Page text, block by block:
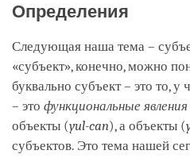
Определения
Следующая наша тема –
«субъект», конечно, можно
буквально субъект – это то, у
– это функциональные явления
объекты (yul-can), а объекты (
субъектов. Это тема нашей